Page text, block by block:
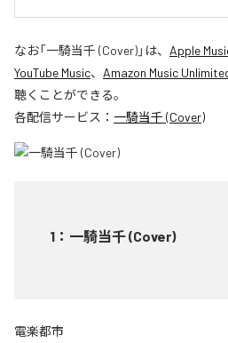
なお「一騎当千 (Cover)」は、 Apple
YouTube Music、 Amazon Music
聴くことができる。
各配信サービス： 一騎当千 (Cover)
1 ： 一騎当千 (Cover)
電楽都市